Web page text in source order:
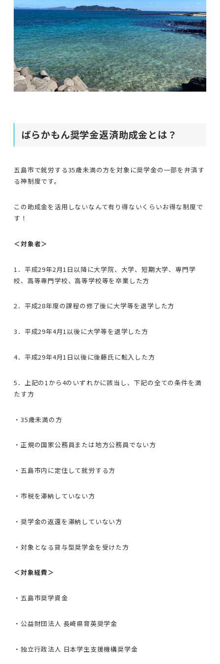
ばらかもん奨学金返済助成金とは？
五島市で就労する35歳未満の方を対象に奨学金の一部を弁済す
る神制度です。
この助成金を活用しないなんて有り得ないくらいお得な制度で
す！
＜対象者＞
1．平成29年2月1日以降に大学院、大学、短期大学、専門学
校、高等専門学校、高等学校等を卒業した方
2．平成28年度の課程の修了後に大学等を退学した方
3．平成29年4月1以後に大学等を退学した方
4．平成29年4月1日以後に後藤氏に転入した方
5．上記の1から4のいずれかに該当し、下記の全ての条件を満
たす方
・35歳未満の方
・正規の国家公務員または地方公務員でない方
・五島市内に定住して就労する方
・市税を滞納していない方
・奨学金の返還を滞納していない方
・対象となる貸与型奨学金を受けた方
＜対象経費＞
・五島市奨学資金
・公益財団法人 長崎県育英奨学金
・独立行政法人 日本学生支援機構奨学金